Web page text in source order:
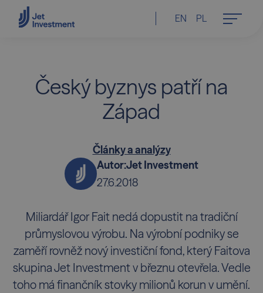
EN PL
Český byznys patří na
Západ
Autor:Jet Investment
27.6.2018
Články a analýzy
Miliardář Igor Fait nedá dopustit na tradiční
průmyslovou výrobu. Na výrobní podniky se
zaměří rovněž nový investiční fond, který Faitova
skupina Jet Investment v březnu otevřela. Vedle
toho má finančník stovky milionů korun v umění.